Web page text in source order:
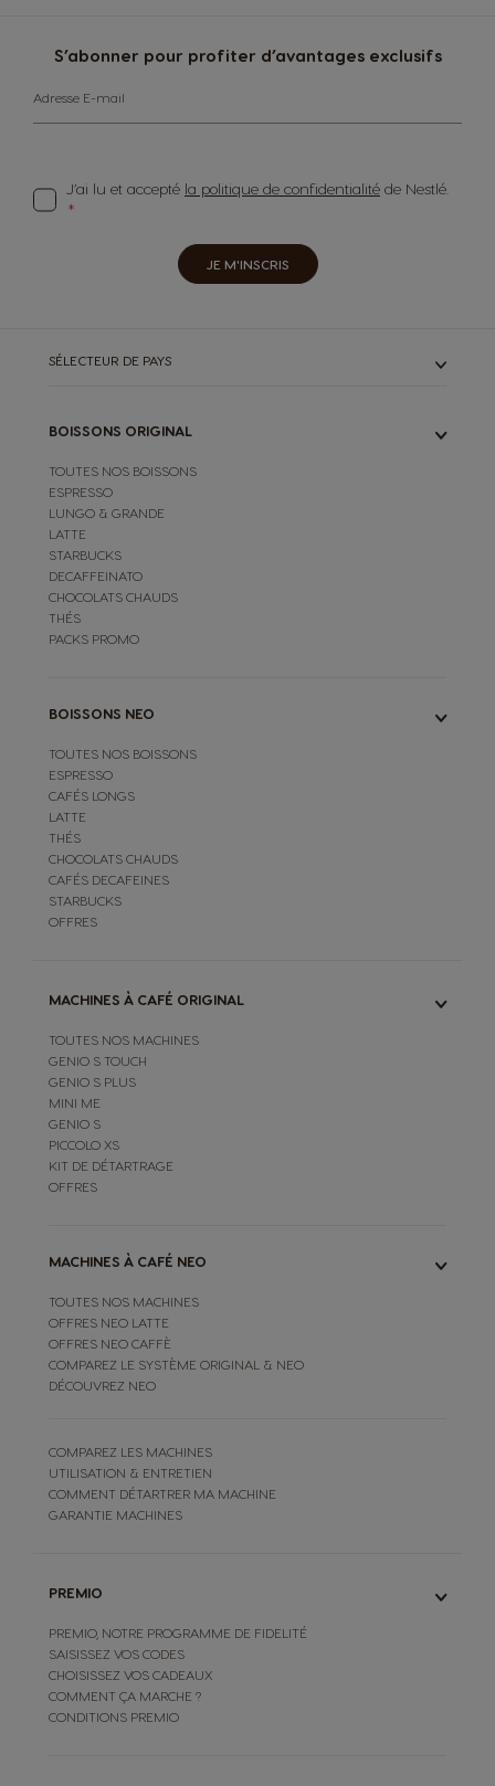
S’abonner pour profiter d’avantages exclusifs
Adresse E-mail
J’ai lu et accepté la politique de confidentialité de Nestlé.
JE M'INSCRIS
SÉLECTEUR DE PAYS
BOISSONS ORIGINAL
TOUTES NOS BOISSONS
ESPRESSO
LUNGO & GRANDE
LATTE
STARBUCKS
DECAFFEINATO
CHOCOLATS CHAUDS
THÉS
PACKS PROMO
BOISSONS NEO
TOUTES NOS BOISSONS
ESPRESSO
CAFÉS LONGS
LATTE
THÉS
CHOCOLATS CHAUDS
CAFÉS DECAFEINES
STARBUCKS
OFFRES
MACHINES À CAFÉ ORIGINAL
TOUTES NOS MACHINES
GENIO S TOUCH
GENIO S PLUS
MINI ME
GENIO S
PICCOLO XS
KIT DE DÉTARTRAGE
OFFRES
MACHINES À CAFÉ NEO
TOUTES NOS MACHINES
OFFRES NEO LATTE
OFFRES NEO CAFFÈ
COMPAREZ LE SYSTÈME ORIGINAL & NEO
DÉCOUVREZ NEO
COMPAREZ LES MACHINES
UTILISATION & ENTRETIEN
COMMENT DÉTARTRER MA MACHINE
GARANTIE MACHINES
PREMIO
PREMIO, NOTRE PROGRAMME DE FIDELITÉ
SAISISSEZ VOS CODES
CHOISISSEZ VOS CADEAUX
COMMENT ÇA MARCHE ?
CONDITIONS PREMIO